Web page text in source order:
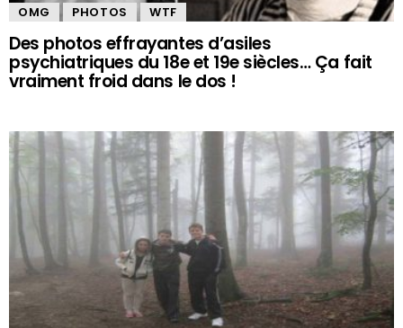
OMG PHOTOS WTF
Des photos effrayantes d’asiles
psychiatriques du 18e et 19e siècles… Ça fait
vraiment froid dans le dos !